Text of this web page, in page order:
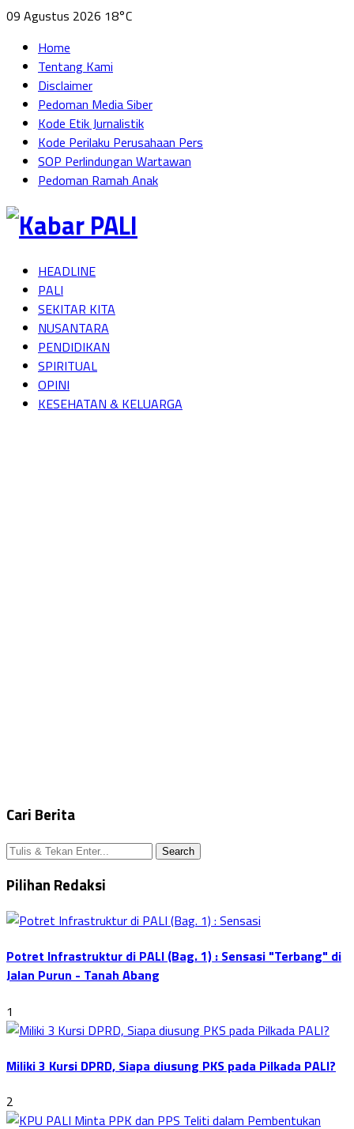
09 Agustus 2026 18°C
Home
Tentang Kami
Disclaimer
Pedoman Media Siber
Kode Etik Jurnalistik
Kode Perilaku Perusahaan Pers
SOP Perlindungan Wartawan
Pedoman Ramah Anak
HEADLINE
PALI
SEKITAR KITA
NUSANTARA
PENDIDIKAN
SPIRITUAL
OPINI
KESEHATAN & KELUARGA
Cari Berita
Pilihan Redaksi
Potret Infrastruktur di PALI (Bag. 1) : Sensasi "Terbang" di
Jalan Purun - Tanah Abang
1
Miliki 3 Kursi DPRD, Siapa diusung PKS pada Pilkada PALI?
2